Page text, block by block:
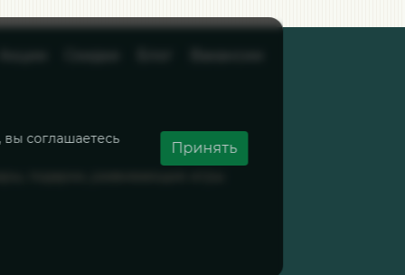
соглашаетесь
Принять